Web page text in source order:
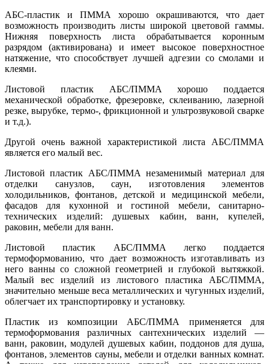
АБС-пластик и ПММА хорошо окрашиваются, что дает
возможность производить листы широкой цветовой гаммы.
Нижняя поверхность листа обрабатывается коронным
разрядом (активирована) и имеет высокое поверхностное
натяжение, что способствует лучшей адгезии со смолами и
клеями.
Листовой пластик АБС/ПММА хорошо поддается
механической обработке, фрезеровке, склеиванию, лазерной
резке, вырубке, термо-, фрикционной и ультрозвуковой сварке
и т.д.).
Другой очень важной характеристикой листа АБС/ПММА
является его малый вес.
Листовой пластик АБС/ПММА незаменимый материал для
отделки санузлов, саун, изготовления элементов
холодильников, фонтанов, детской и медицинской мебели,
фасадов для кухонной и гостиной мебели, санитарно-
технических изделий: душевых кабин, ванн, купелей,
раковин, мебели для ванн.
Листовой пластик АБС/ПММА легко поддается
термоформованию, что дает возможность изготавливать из
него ванны со сложной геометрией и глубокой вытяжкой.
Малый вес изделий из листового пластика АБС/ПММА,
значительно меньше веса металлических и чугунных изделий,
облегчает их транспортировку и установку.
Пластик из композиции АБС/ПММА применяется для
термоформования различных сантехнических изделий —
ванн, раковин, модулей душевых кабин, поддонов для душа,
фонтанов, элементов сауны, мебели и отделки ванных комнат.